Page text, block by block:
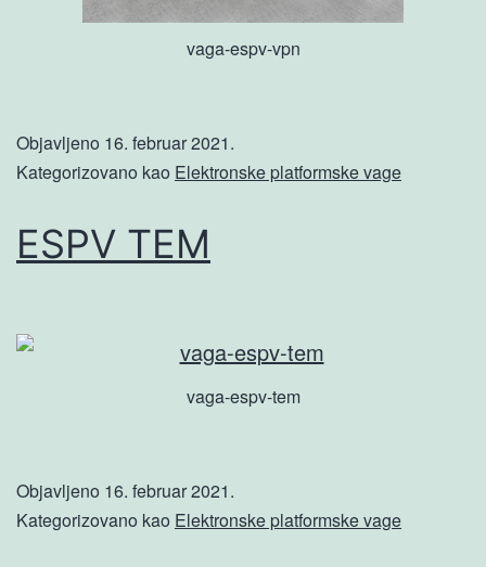
vaga-espv-vpn
Objavljeno 16. februar 2021.
Kategorizovano kao Elektronske platformske vage
ESPV TEM
vaga-espv-tem
Objavljeno 16. februar 2021.
Kategorizovano kao Elektronske platformske vage